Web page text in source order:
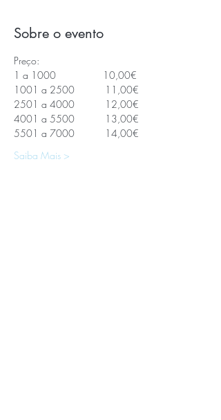
Sobre o evento
Preço:
1 a 1000                 10,00€
1001 a 2500           11,00€
2501 a 4000           12,00€
4001 a 5500           13,00€
5501 a 7000           14,00€
Saiba Mais >